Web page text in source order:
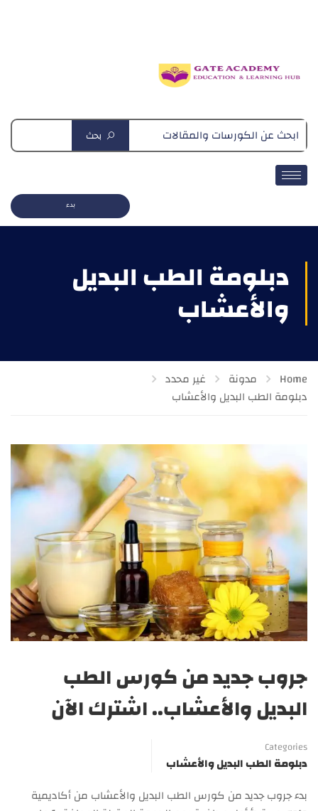
بحث
بدء
دبلومة الطب البديل
والأعشاب
Home مدونة
غير محدد
دبلومة الطب البديل والأعشاب
جروب جديد من كورس الطب
البديل والأعشاب.. اشترك الآن
Categories
دبلومة الطب البديل والأعشاب
بدء جروب جديد من كورس الطب البديل والأعشاب من أكاديمية